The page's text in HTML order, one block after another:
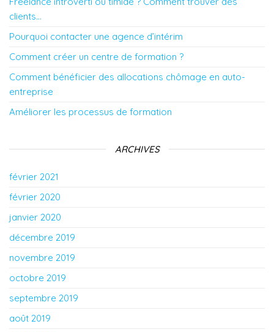
clients…
Pourquoi contacter une agence d’intérim
Comment créer un centre de formation ?
Comment bénéficier des allocations chômage en auto-
entreprise
Améliorer les processus de formation
ARCHIVES
février 2021
février 2020
janvier 2020
décembre 2019
novembre 2019
octobre 2019
septembre 2019
août 2019